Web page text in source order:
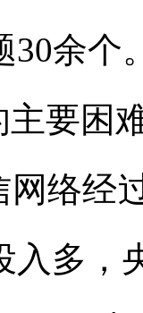
30余个
主要困
网络经
入多，